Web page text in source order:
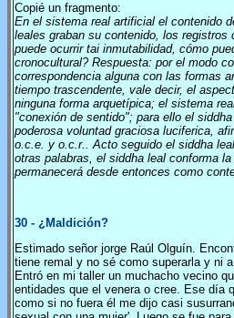
Copié un fragmento:
En el sistema real artificial el contenido
leales graban su contenido, los
puede ocurrir tai inmutabilidad, cómo
cronocultural? Respuesta: por el modo
correspondencia alguna con las formas
tiempo trascendente, vale decir, el
ninguna forma arquetípica; el sistema
"conexión de sentido"; para ello el
poderosa voluntad graciosa luciferica,
o.c.e. y o.c.r.. Acto seguido el siddha
otras palabras, el siddha leal conforma
permanecerá desde entonces como
30 - ¿Maldición?
Estimado señor jorge Raúl Olguín.
tiene remal y no sé como superarla y ni
Entró en mi taller un muchacho vecino
entidades que el venera o cree. Ese día
como si no fuera él me dijo casi